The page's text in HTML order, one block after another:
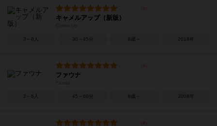
キャメルアップ（新版）
3～8人 30～45分 8歳～ 2018年
ファウナ
2～6人 45～60分 8歳～ 2008年